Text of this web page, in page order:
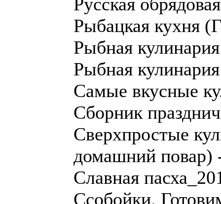
Рыбацкая кухня
Рыбная кулинария
Рыбная
Самые вкусные
Сборник
Сверхпростые
домашний повар)
Славная
Ссобойки.